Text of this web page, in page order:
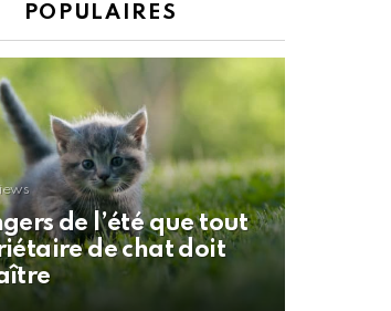
POPULAIRES
de l’été que tout
de chat doit